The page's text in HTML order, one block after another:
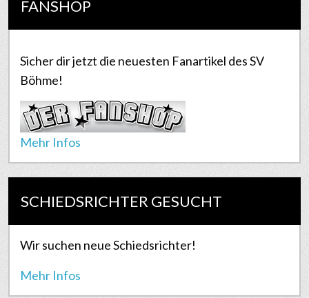
FANSHOP
Sicher dir jetzt die neuesten Fanartikel des SV
Böhme!
Mehr Infos
SCHIEDSRICHTER GESUCHT
Wir suchen neue Schiedsrichter!
Mehr Infos